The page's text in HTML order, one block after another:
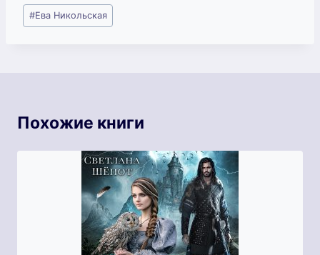
Метки
записи:
#Ева Никольская
Похожие книги